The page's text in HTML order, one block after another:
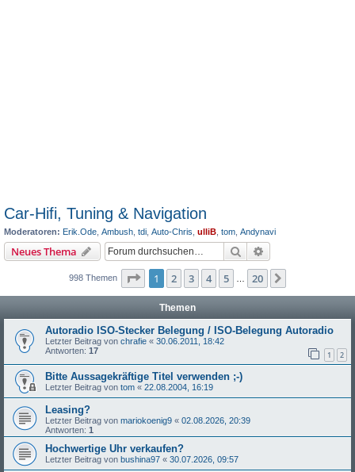
Car-Hifi, Tuning & Navigation
Moderatoren: Erik.Ode Ambush tdi Auto-Chris ulliB tom Andynavi
Neues Thema Suche
998 Themen Seite 1von 20
1 2 3 4 5 20
Themen
Autoradio ISO-Stecker Belegung / ISO-Belegung Autoradio
Letzter Beitrag von chrafie « 30.06.2011, 18:42
Antworten: 17 1 2
Bitte Aussagekräftige Titel verwenden ;-)
Letzter Beitrag von tom « 22.08.2004, 16:19
Leasing?
Letzter Beitrag von mariokoenig9 « 02.08.2026, 20:39
Antworten: 1
Hochwertige Uhr verkaufen?
Letzter Beitrag von bushina97 « 30.07.2026, 09:57